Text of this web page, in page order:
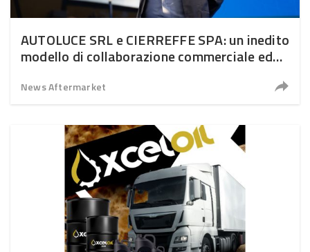
AUTOLUCE SRL e CIERREFFE SPA: un inedito
modello di collaborazione commerciale ed
News Aftermarket